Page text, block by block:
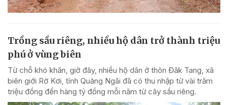
Trồng sầu riêng, nhiều hộ dân trở thành triệu
phú ở vùng biên
Từ chỗ khó khăn, giờ đây, nhiều hộ dân ở thôn Đăk Tang, xã
biên giới Rờ Kơi, tỉnh Quảng Ngãi đã có thu nhập từ vài trăm
triệu đồng đến hàng tỷ đồng mỗi năm từ cây sầu riêng.